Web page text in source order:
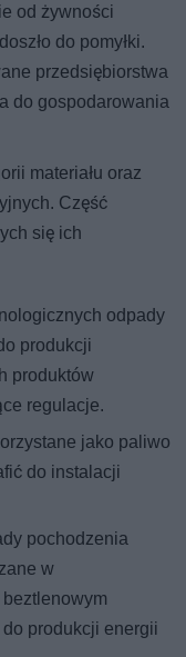
od żywności
do pomyłki.
przedsiębiorstwa
do gospodarowania
materiału oraz
Część
się ich
odpady
produkcji
produktów
regulacje.
jako paliwo
do instalacji
pochodzenia
w
produkcji energii